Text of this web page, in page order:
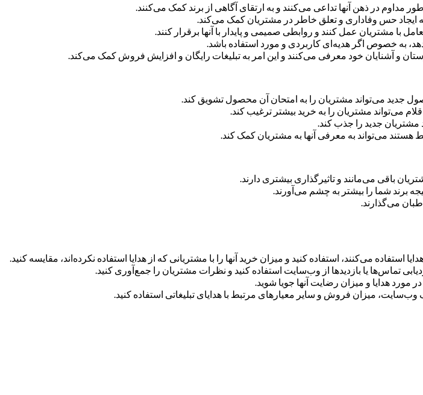
مداوم در ذهن آنها تداعی می‌کنند و به ارتقای آگاهی از برند کمک می‌کنند.
به ایجاد حس وفاداری و تعلق خاطر در مشتریان کمک می‌کند.
با مشتریان عمل کنند و روابطی صمیمی و پایدار با آنها برقرار کنند.
به خصوص اگر هدیه‌ای کاربردی و مورد استفاده باشد.
و آشنایان خود معرفی می‌کنند و این امر به تبلیغات رایگان و افزایش فروش کمک می‌کند.
جدید می‌تواند مشتریان را به امتحان آن محصول تشویق کند.
می‌تواند مشتریان را به خرید بیشتر ترغیب کند.
مشتریان جدید را جذب کند.
هستند می‌تواند به معرفی آنها به مشتریان کمک کند.
باقی می‌مانند و تاثیرگذاری بیشتری دارند.
برند شما را بیشتر به چشم می‌آورند.
می‌گذارند.
می‌کنند، استفاده کنید و میزان خرید آنها را با مشتریانی که از هدایا استفاده نکرده‌اند، مقایسه کنید.
تماس‌ها یا بازدیدها از وب‌سایت استفاده کنید و نظرات مشتریان را جمع‌آوری کنید.
هدایا و میزان رضایت آنها جویا شوید.